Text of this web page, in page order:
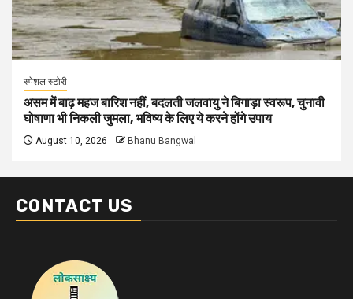
स्पेशल स्टोरी
असम में बाढ़ महज बारिश नहीं, बदलती जलवायु ने बिगाड़ा स्वरूप, चुनावी
घोषाणा भी निकली जुमला, भविष्य के लिए ये करने होंगे उपाय
August 10, 2026 Bhanu Bangwal
CONTACT US